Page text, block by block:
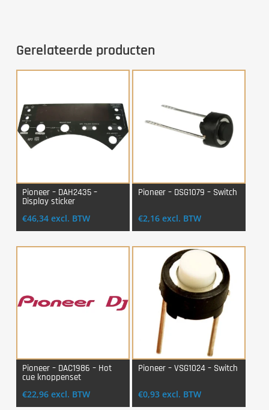
Gerelateerde producten
Login Voor Aankoop
Pioneer – DAH2435 –
Display sticker
€46,34 excl. BTW
Pioneer – DSG1079 – Switch
€2,16 excl. BTW
Login Voor Aankoop
Pioneer – DAC1986 – Hot
cue knoppenset
€22,96 excl. BTW
Pioneer – VSG1024 – Switch
€0,93 excl. BTW